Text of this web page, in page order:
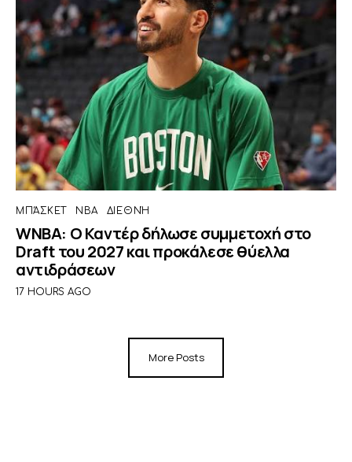
ΜΠΆΣΚΕΤ NBA ΔΙΕΘΝΉ
WNBA: Ο Καντέρ δήλωσε συμμετοχή στο
Draft του 2027 και προκάλεσε θύελλα
αντιδράσεων
17 HOURS AGO
More Posts